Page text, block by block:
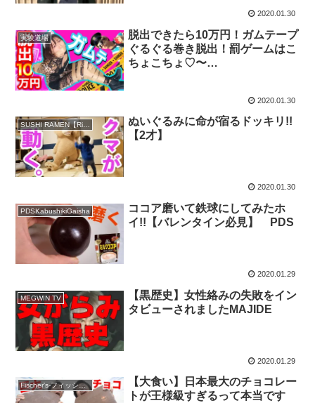
2020.01.30
実験道場
脱出できたら10万円！ガムテープ
ぐるぐる巻き脱出！罰ゲームはこ
ちょこちょ♡〜
2020.01.30
SUSHI RAMEN【Riku】
ぬいぐるみに命が宿るドッキリ!!
【2才】
2020.01.30
PDSKabushikiGaisha
ココア磨いて鉄球にしてみたホ
イ!!【バレンタイン必見】 PDS
2020.01.29
MEGWIN TV
【黒歴史】女性絡みの失敗をイン
タビューされましたMAJIDE
2020.01.29
Fischer's-フィッシャーズ-
【大食い】日本最大のチョコレー
トが王様級すぎるって本当です